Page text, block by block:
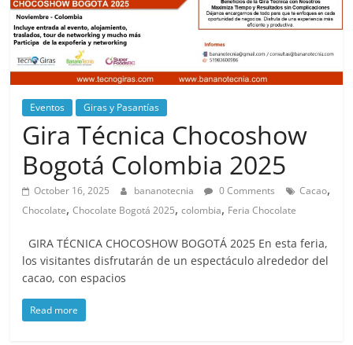
Eventos Giras y Pasantías
Gira Técnica Chocoshow
Bogotá Colombia 2025
October 16, 2025 bananotecnia 0 Comments Cacao,
Chocolate,Chocolate Bogotá 2025,colombia, Feria Chocolate
GIRA TÉCNICA CHOCOSHOW BOGOTÁ 2025 En esta feria,
los visitantes disfrutarán de un espectáculo alrededor del
cacao, con espacios
Read more